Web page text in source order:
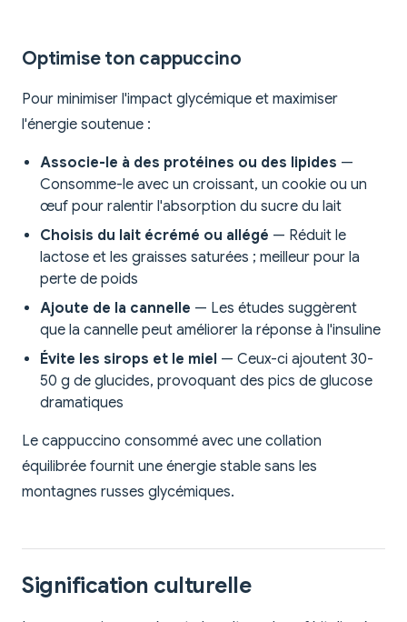
Optimise ton cappuccino
Pour minimiser l'impact glycémique et maximiser
l'énergie soutenue :
Associe-le à des protéines ou des lipides —
Consomme-le avec un croissant, un cookie ou un
œuf pour ralentir l'absorption du sucre du lait
Choisis du lait écrémé ou allégé — Réduit le
lactose et les graisses saturées ; meilleur pour la
perte de poids
Ajoute de la cannelle — Les études suggèrent
que la cannelle peut améliorer la réponse à l'insuline
Évite les sirops et le miel — Ceux-ci ajoutent 30-
50 g de glucides, provoquant des pics de glucose
dramatiques
Le cappuccino consommé avec une collation
équilibrée fournit une énergie stable sans les
montagnes russes glycémiques.
Signification culturelle